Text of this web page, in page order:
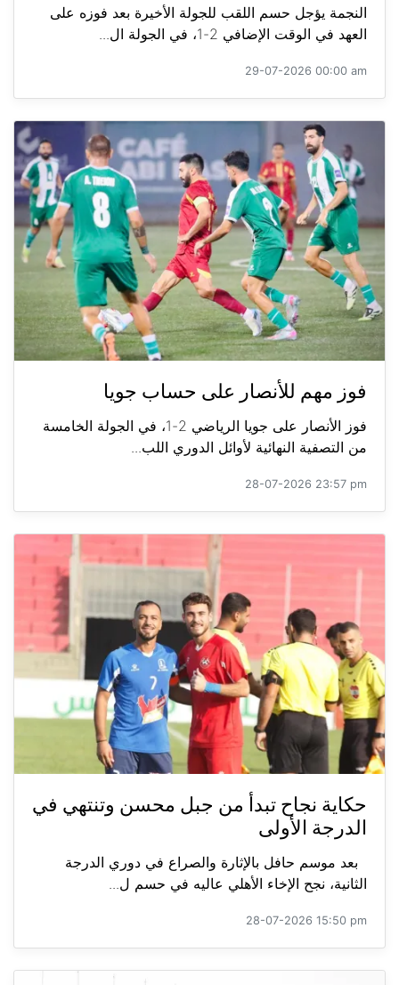
النجمة يؤجل حسم اللقب للجولة الأخيرة بعد فوزه على
العهد في الوقت الإضافي 2-1، في الجولة ال...
29-07-2026 00:00 am
فوز مهم للأنصار على حساب جويا
فوز الأنصار على جويا الرياضي 2-1، في الجولة الخامسة
من التصفية النهائية لأوائل الدوري اللب...
28-07-2026 23:57 pm
حكاية نجاح تبدأ من جبل محسن وتنتهي في
الدرجة الأولى
بعد موسم حافل بالإثارة والصراع في دوري الدرجة
الثانية، نجح الإخاء الأهلي عاليه في حسم ل...
28-07-2026 15:50 pm